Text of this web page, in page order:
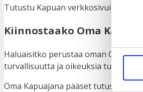
Tutustu Kapuan verkkosivuilla koko
Kiinnostaako Oma Kapua?
Haluaisitko perustaa oman Oma
turvallisuutta ja oikeuksia tukevaan
Oma Kapuajana pääset